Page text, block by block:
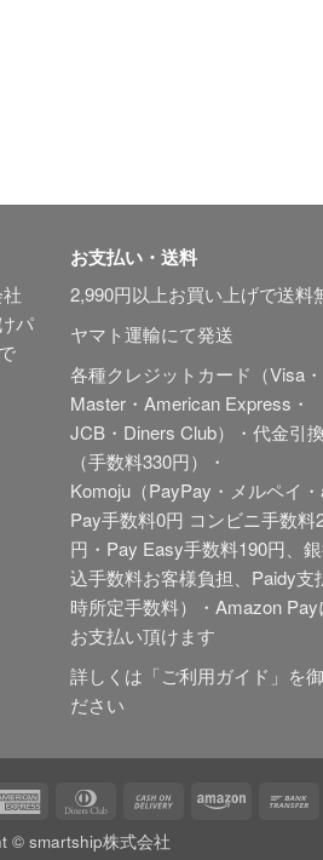
パ
お支払い・送料
2,990円以上お買い上げで送料
ヤマト運輸にて発送
各種クレジットカード（Visa・
Master・American Express・
JCB・Diners Club）・代金引換
（手数料330円）・
Komoju（PayPay・メルペイ
Pay手数料0円 コンビニ手数料
円・Pay Easy手数料190円、
込手数料お客様負担、Paidy支
時所定手数料）・Amazon Pay
お支払い頂けます
詳しくは「ご利用ガイド 」を
ださい
American
Dinners
Cash
Amazon
© smartship株式会社